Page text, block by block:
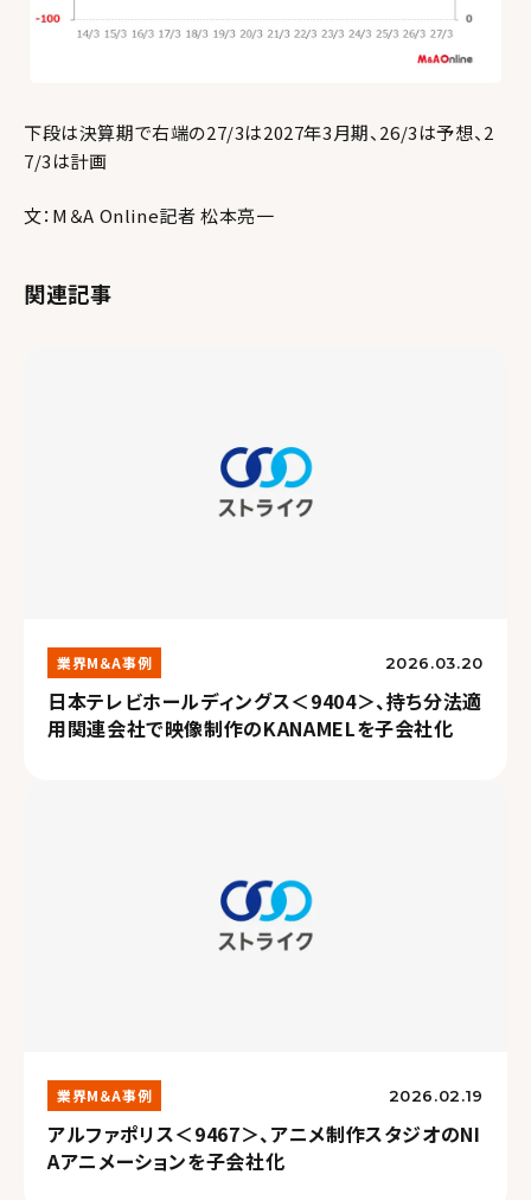
下段は決算期で右端の27/3は2027年3月期、26/3は予想、2
7/3は計画
文：M＆A Online記者 松本亮一
関連記事
業界M＆A事例 2026.03.20
日本テレビホールディングス＜9404＞、持ち分法適
用関連会社で映像制作のKANAMELを子会社化
業界M＆A事例 2026.02.19
アルファポリス＜9467＞、アニメ制作スタジオのNI
Aアニメーションを子会社化